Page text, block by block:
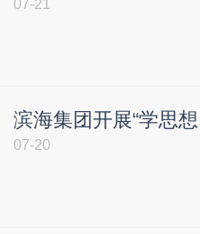
07-21
滨海集团开展“学思
07-20